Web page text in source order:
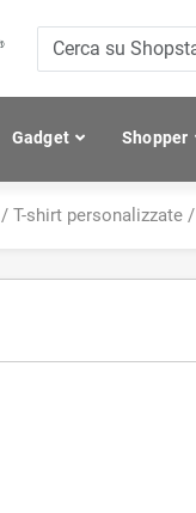
Gadget Shopper
/ T-shirt personalizzate /